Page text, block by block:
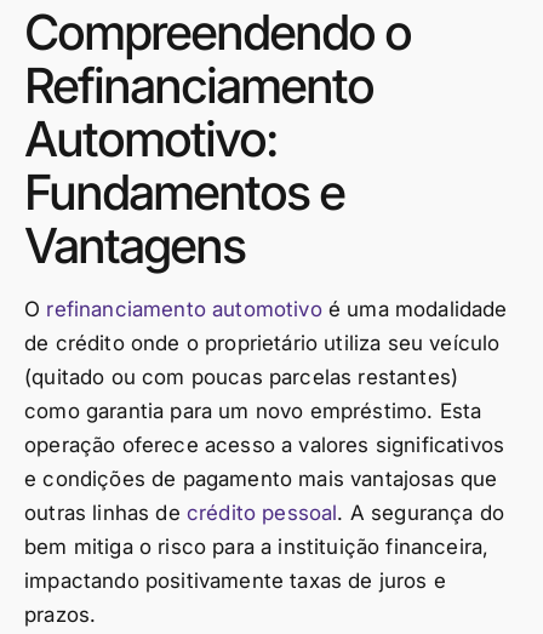
Compreendendo o
Refinanciamento
Automotivo:
Fundamentos e
Vantagens
O refinanciamento automotivoé uma modalidade
de crédito onde o proprietário utiliza seu veículo
(quitado ou com poucas parcelas restantes)
como garantia para um novo empréstimo. Esta
operação oferece acesso a valores significativos
e condições de pagamento mais vantajosas que
outras linhas de crédito pessoal. A segurança do
bem mitiga o risco para a instituição financeira,
impactando positivamente taxas de juros e
prazos.